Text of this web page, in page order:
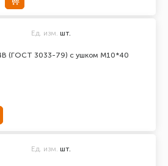
(ГОСТ 3033-79) с ушком М10*40
Ед. изм. шт.
Ед. изм. шт.